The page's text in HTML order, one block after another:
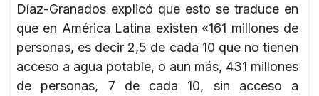
Díaz-Granados explicó que esto se traduce en
que en América Latina existen «161 millones de
personas, es decir 2,5 de cada 10 que no tienen
acceso a agua potable, o aun más, 431 millones
de personas, 7 de cada 10, sin acceso a